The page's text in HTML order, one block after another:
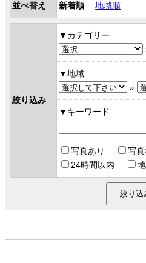
並べ替え 新着順 地域順
絞り込み
カテゴリー
地域
»
キーワード
写真あり
写真
24時間以内